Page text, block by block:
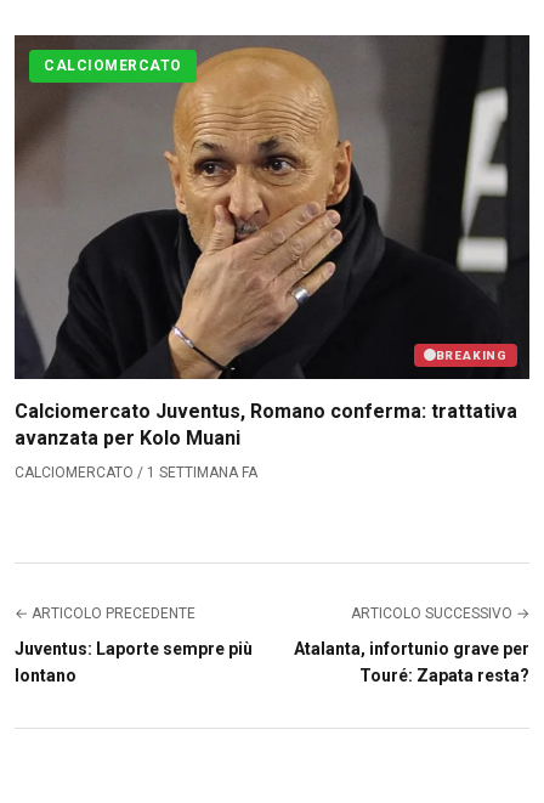
BREAKING
CALCIOMERCATO
Calciomercato Juventus, Romano conferma: trattativa
avanzata per Kolo Muani
CALCIOMERCATO / 1 SETTIMANA FA
← ARTICOLO PRECEDENTE
Juventus: Laporte sempre più
lontano
ARTICOLO SUCCESSIVO →
Atalanta, infortunio grave per
Touré: Zapata resta?